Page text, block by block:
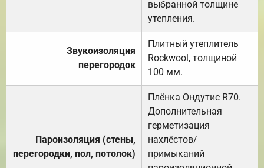
выбранной толщине
утепления.
Звукоизоляция
перегородок
Плитный утеплитель
Rockwool, толщиной
100 мм.
Пароизоляция (стены,
перегородки, пол, потолок)
Плёнка Ондутис R70.
Дополнительная
герметизация
нахлёстов/
примыканий